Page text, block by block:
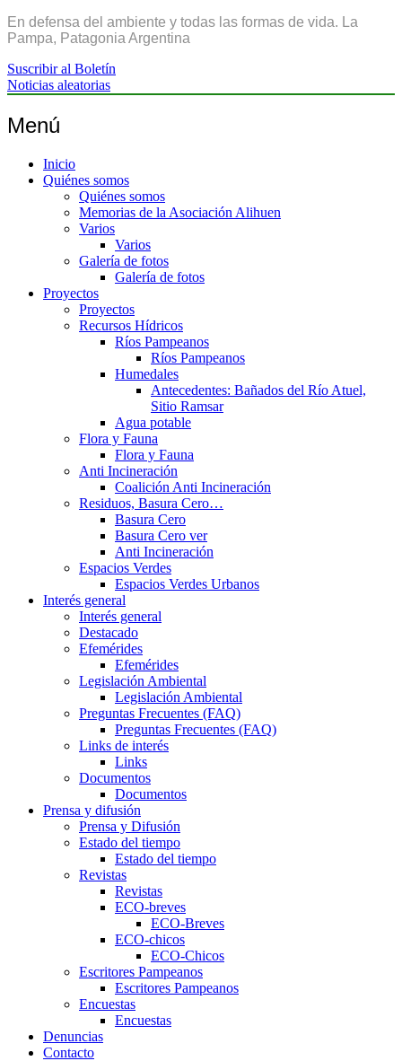
En defensa del ambiente y todas las formas de vida. La
Pampa, Patagonia Argentina
Suscribir al Boletín
Noticias aleatorias
Menú
Inicio
Quiénes somos
Quiénes somos
Memorias de la Asociación Alihuen
Varios
Varios
Galería de fotos
Galería de fotos
Proyectos
Proyectos
Recursos Hídricos
Ríos Pampeanos
Ríos Pampeanos
Humedales
Antecedentes: Bañados del Río Atuel,
Sitio Ramsar
Agua potable
Flora y Fauna
Flora y Fauna
Anti Incineración
Coalición Anti Incineración
Residuos, Basura Cero…
Basura Cero
Basura Cero ver
Anti Incineración
Espacios Verdes
Espacios Verdes Urbanos
Interés general
Interés general
Destacado
Efemérides
Efemérides
Legislación Ambiental
Legislación Ambiental
Preguntas Frecuentes (FAQ)
Preguntas Frecuentes (FAQ)
Links de interés
Links
Documentos
Documentos
Prensa y difusión
Prensa y Difusión
Estado del tiempo
Estado del tiempo
Revistas
Revistas
ECO-breves
ECO-Breves
ECO-chicos
ECO-Chicos
Escritores Pampeanos
Escritores Pampeanos
Encuestas
Encuestas
Denuncias
Contacto